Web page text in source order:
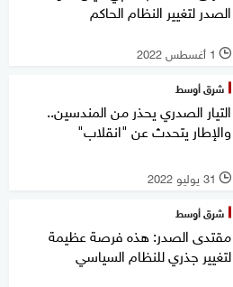
الصدر لتغيير النظام الحاكم
l 1 أغسطس 2022
شرق أوسط
التيار الصدري يحذر من المندسين..
والإطار يتحدث عن "انقلاب"
l 31 يوليو 2022
شرق أوسط
مقتدى الصدر: هذه فرصة عظيمة
لتغيير جذري للنظام السياسي